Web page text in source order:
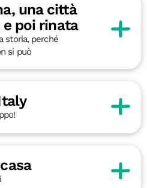
una città
poi rinata
storia, perché
si può